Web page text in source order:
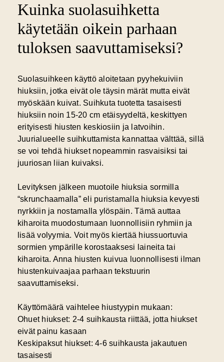
Kuinka suolasuihketta
käytetään oikein parhaan
tuloksen saavuttamiseksi?
Suolasuihkeen käyttö aloitetaan pyyhekuiviin
hiuksiin, jotka eivät ole täysin märät mutta eivät
myöskään kuivat. Suihkuta tuotetta tasaisesti
hiuksiin noin 15-20 cm etäisyydeltä, keskittyen
erityisesti hiusten keskiosiin ja latvoihin.
Juurialueelle suihkuttamista kannattaa välttää, sillä
se voi tehdä hiukset nopeammin rasvaisiksi tai
juuriosan liian kuivaksi.
Levityksen jälkeen muotoile hiuksia sormilla
“skrunchaamalla” eli puristamalla hiuksia kevyesti
nyrkkiin ja nostamalla ylöspäin. Tämä auttaa
kiharoita muodostumaan luonnollisiin ryhmiin ja
lisää volyymia. Voit myös kiertää hiussuortuvia
sormien ympärille korostaaksesi laineita tai
kiharoita. Anna hiusten kuivua luonnollisesti ilman
hiustenkuivaajaa parhaan tekstuurin
saavuttamiseksi.
Käyttömäärä vaihtelee hiustyypin mukaan:
Ohuet hiukset: 2-4 suihkausta riittää, jotta hiukset
eivät painu kasaan
Keskipaksut hiukset: 4-6 suihkausta jakautuen
tasaisesti